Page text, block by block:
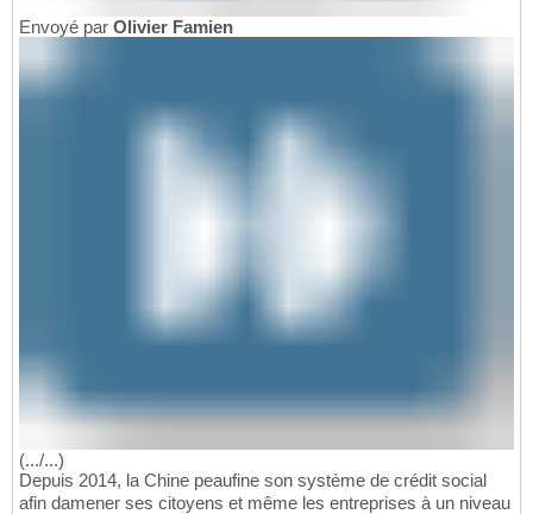
Envoyé par Olivier Famien
(.../...)
Depuis 2014, la Chine peaufine son système de crédit social
afin damener ses citoyens et même les entreprises à un niveau